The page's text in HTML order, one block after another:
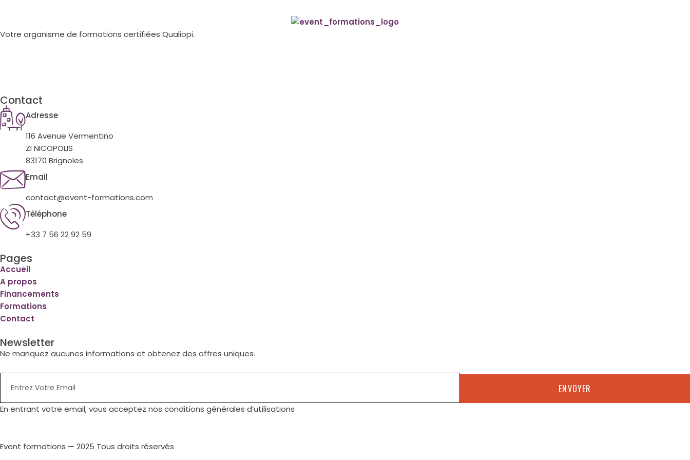
Votre organisme de formations certifiées Qualiopi.
Contact
Adresse
116 Avenue Vermentino
ZI NICOPOLIS
83170 Brignoles
Email
contact@event-formations.com
Téléphone
+33 7 56 22 92 59
Pages
Accueil
A propos
Financements
Formations
Contact
Newsletter
Ne manquez aucunes informations et obtenez des offres uniques.
ENVOYER
En entrant votre email, vous acceptez nos conditions générales d’utilisations
Event formations — 2025 Tous droits réservés